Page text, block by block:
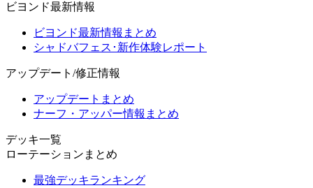
ビヨンド最新情報
ビヨンド最新情報まとめ
シャドバフェス･新作体験レポート
アップデート/修正情報
アップデートまとめ
ナーフ・アッパー情報まとめ
デッキ一覧
ローテーションまとめ
最強デッキランキング